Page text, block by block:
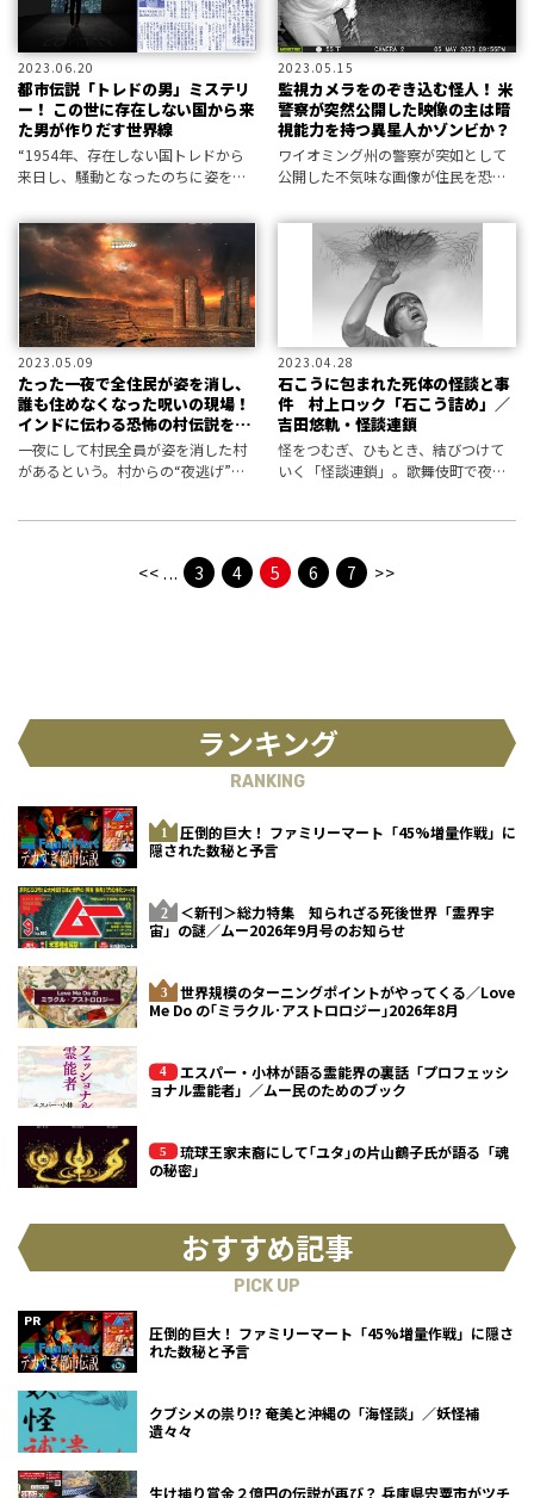
2023.06.20
都市伝説「トレドの男」ミステリ
ー！ この世に存在しない国から来
た男が作りだす世界線
“1954年、存在しない国トレドから
来日し、騒動となったのちに姿を消
有名都市伝説に、近年、新事実が発
覚！ それを元に、「トレドの男」
の正体と事件の謎を考察する！ 第
１
2023.05.15
監視カメラをのぞき込む怪人！ 米
警察が突然公開した映像の主は暗
視能力を持つ異星人かゾンビか？
ワイオミング州の警察が突如として
公開した不気味な画像が住民を恐怖
形の者”の正体は――？
2023.05.09
たった一夜で全住民が姿を消し、
誰も住めなくなった呪いの現場！
インドに伝わる恐怖の村伝説を追
う
一夜にして村民全員が姿を消した村
があるという。村からの“夜逃げ”の
2023.04.28
石こうに包まれた死体の怪談と事
件 村上ロック「石こう詰め」／
吉田悠軌・怪談連鎖
怪をつむぎ、ひもとき、結びつけて
いく「怪談連鎖」。歌舞伎町で夜ご
<< ... 3 4 5 6 7 >>
ランキング
RANKING
圧倒的巨大！ ファミリーマート「45%増量作戦」に
隠された数秘と予言
＜新刊＞総力特集 知られざる死後世界「霊界宇
宙」の謎／ムー2026年9月号のお知らせ
世界規模のターニングポイントがやってくる／Love
Me Do の｢ミラクル･アストロロジー｣2026年8月
エスパー・小林が語る霊能界の裏話「プロフェッシ
ョナル霊能者」／ムー民のためのブック
琉球王家末裔にして｢ユタ｣の片山鶴子氏が語る「魂
の秘密」
おすすめ記事
PICK UP
圧倒的巨大！ ファミリーマート「45%増量作戦」に隠さ
れた数秘と予言
クブシメの祟り!? 奄美と沖縄の「海怪談」／妖怪補
遺々々
生け捕り賞金２億円の伝説が再び？ 兵庫県宍粟市がツチ